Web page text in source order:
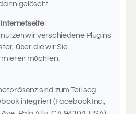
gelöscht.
wir verschiedene Plugins
über die wir Sie
möchten.
sind zum Teil sog.
integriert (Facebook Inc.,